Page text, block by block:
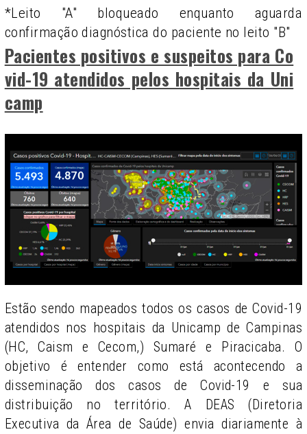
*Leito "A" bloqueado enquanto aguarda
confirmação diagnóstica do paciente no leito "B"
Pacientes positivos e suspeitos para Co
vid-19 atendidos pelos hospitais da Uni
camp
Estão sendo mapeados todos os casos de Covid-19
atendidos nos hospitais da Unicamp de Campinas
(HC, Caism e Cecom,) Sumaré e Piracicaba. O
objetivo é entender como está acontecendo a
disseminação dos casos de Covid-19 e sua
distribuição no território. A DEAS (Diretoria
Executiva da Área de Saúde) envia diariamente à